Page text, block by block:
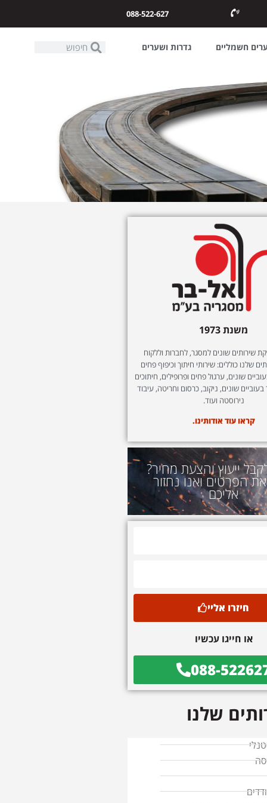
088-522-627
חשמליים גדרות ושערים
משנת 1973
שירותים שונים למסגר, לחברות וללקוח
שלנו כוללים: שירותי חיתוך וכיפוף פחים
שונים, ערגול פחים ופרופילים, חיתוכים
בעוביים שונים, ניקוב, כרסום וחריטה, עיבוד
נירוסטה ועוד.
קראו עוד אודותינו.
ייעוץ והצעת מחיר?
הפרטים ואנו נחזור
אליכם
חיזרו אליי
או חייגו עכשיו
088-
שלנו